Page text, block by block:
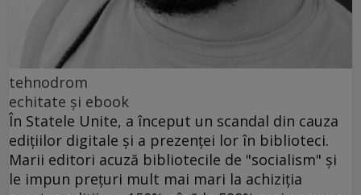
tehnodrom
echitate şi ebook
În Statele Unite, a început un scandal din cauza
ediţiilor digitale şi a prezenţei lor în biblioteci.
Marii editori acuză bibliotecile de "socialism" şi
le impun preţuri mult mai mari la achiziţia